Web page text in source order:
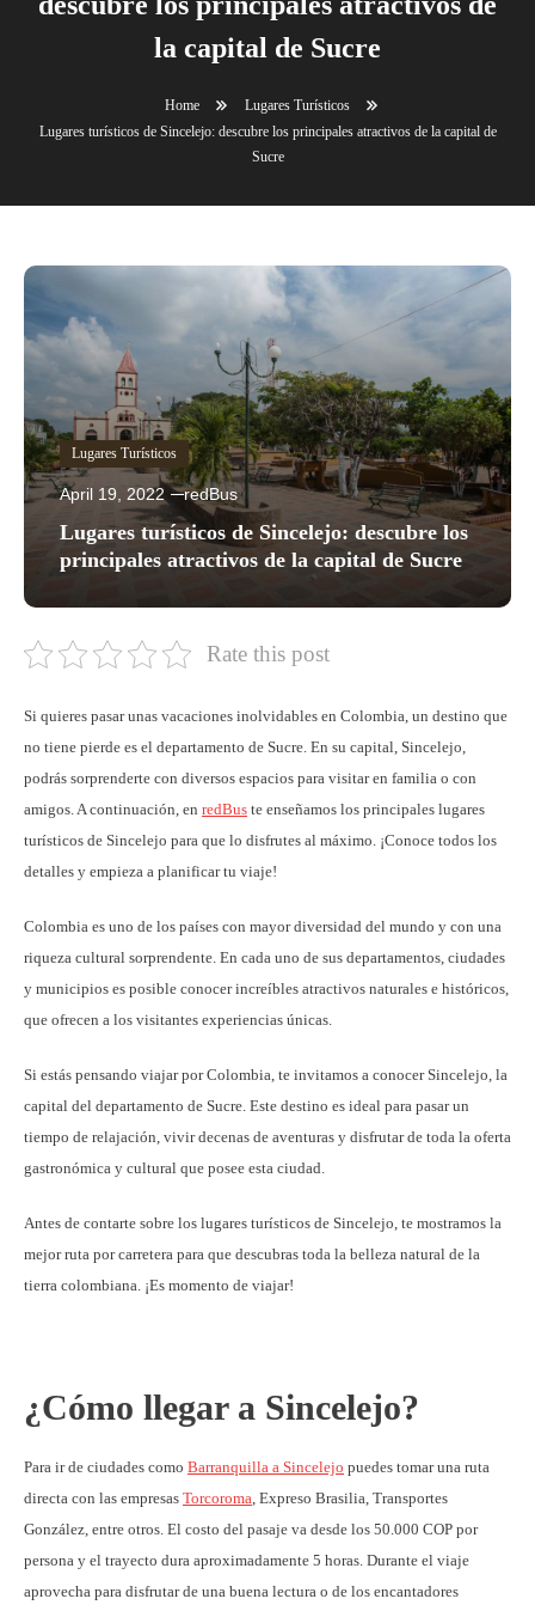
la capital de Sucre
Home
Lugares Turísticos
Lugares turísticos de Sincelejo: descubre los principales atractivos de la capital de
Sucre
Lugares Turísticos
April 19, 2022 redBus
Lugares turísticos de Sincelejo: descubre los
principales atractivos de la capital de Sucre
Rate this post
Si quieres pasar unas vacaciones inolvidables en Colombia, un destino que
no tiene pierde es el departamento de Sucre. En su capital, Sincelejo,
podrás sorprenderte con diversos espacios para visitar en familia o con
amigos. A continuación, en redBus te enseñamos los principales lugares
turísticos de Sincelejo para que lo disfrutes al máximo. ¡Conoce todos los
detalles y empieza a planificar tu viaje!
Colombia es uno de los países con mayor diversidad del mundo y con una
riqueza cultural sorprendente. En cada uno de sus departamentos, ciudades
y municipios es posible conocer increíbles atractivos naturales e históricos,
que ofrecen a los visitantes experiencias únicas.
Si estás pensando viajar por Colombia, te invitamos a conocer Sincelejo, la
capital del departamento de Sucre. Este destino es ideal para pasar un
tiempo de relajación, vivir decenas de aventuras y disfrutar de toda la oferta
gastronómica y cultural que posee esta ciudad.
Antes de contarte sobre los lugares turísticos de Sincelejo, te mostramos la
mejor ruta por carretera para que descubras toda la belleza natural de la
tierra colombiana. ¡Es momento de viajar!
¿Cómo llegar a Sincelejo?
Para ir de ciudades como Barranquilla a Sincelejo puedes tomar una ruta
directa con las empresas Torcoroma , Expreso Brasilia, Transportes
González, entre otros. El costo del pasaje va desde los 50.000 COP por
persona y el trayecto dura aproximadamente 5 horas. Durante el viaje
aprovecha para disfrutar de una buena lectura o de los encantadores